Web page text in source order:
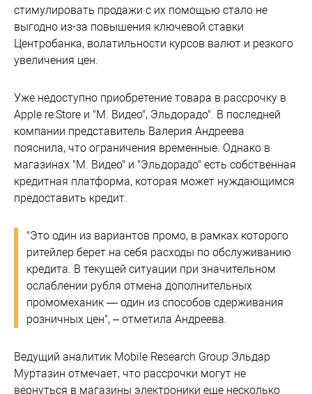
стимулировать продажи с их помощью стало не
выгодно из-за повышения ключевой ставки
Центробанка, волатильности курсов валют и резкого
увеличения цен.
Уже недоступно приобретение товара в рассрочку в
Apple re:Store и "М. Видео", Эльдорадо". В последней
компании представитель Валерия Андреева
пояснила, что ограничения временные. Однако в
магазинах "М. Видео" и "Эльдорадо" есть собственная
кредитная платформа, которая может нуждающимся
предоставить кредит.
"Это один из вариантов промо, в рамках которого
ритейлер берет на себя расходы по обслуживанию
кредита. В текущей ситуации при значительном
ослаблении рубля отмена дополнительных
промомеханик — один из способов сдерживания
розничных цен", – отметила Андреева.
Ведущий аналитик Mobile Research Group Эльдар
Муртазин отмечает, что рассрочки могут не
вернуться в магазины электроники еще несколько